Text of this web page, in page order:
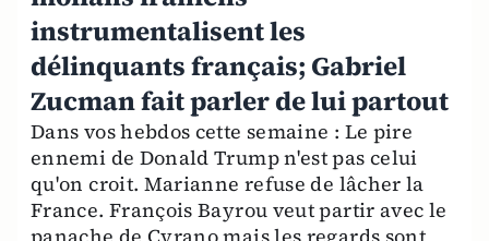
instrumentalisent les
délinquants français; Gabriel
Zucman fait parler de lui partout
Dans vos hebdos cette semaine : Le pire
ennemi de Donald Trump n'est pas celui
qu'on croit. Marianne refuse de lâcher la
France. François Bayrou veut partir avec le